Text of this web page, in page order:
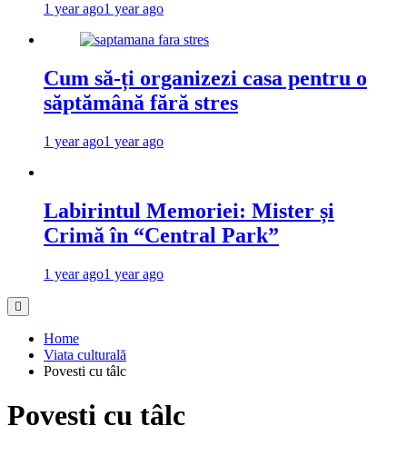
1 year ago1 year ago
Cum să-ți organizezi casa pentru o
săptămână fără stres
1 year ago1 year ago
Labirintul Memoriei: Mister și
Crimă în “Central Park”
1 year ago1 year ago
Home
Viata culturală
Povesti cu tâlc
Povesti cu tâlc